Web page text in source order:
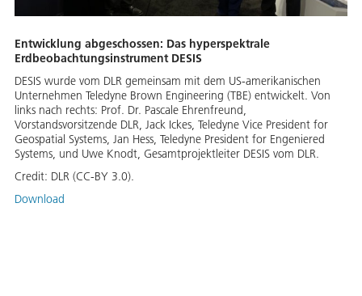
Entwicklung abgeschossen: Das hyperspektrale
Erdbeobachtungsinstrument DESIS
DESIS wurde vom DLR gemeinsam mit dem US-amerikanischen
Unternehmen Teledyne Brown Engineering (TBE) entwickelt. Von
links nach rechts: Prof. Dr. Pascale Ehrenfreund,
Vorstandsvorsitzende DLR, Jack Ickes, Teledyne Vice President for
Geospatial Systems, Jan Hess, Teledyne President for Engeniered
Systems, und Uwe Knodt, Gesamtprojektleiter DESIS vom DLR.
Credit: DLR (CC-BY 3.0).
Download